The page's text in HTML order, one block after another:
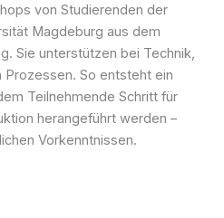
von Studier­enden der
Mag­de­burg aus dem
Sie unter­stützen bei Tech­nik,
Pro­zessen. So ent­steht ein
Teil­nehmende Schritt für
heran­geführt wer­den –
Vorkenntnissen.